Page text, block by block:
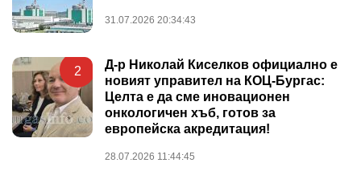
31.07.2026 20:34:43
2
Д-р Николай Киселков официално е
новият управител на КОЦ-Бургас:
Целта е да сме иновационен
онкологичен хъб, готов за
европейска акредитация!
28.07.2026 11:44:45